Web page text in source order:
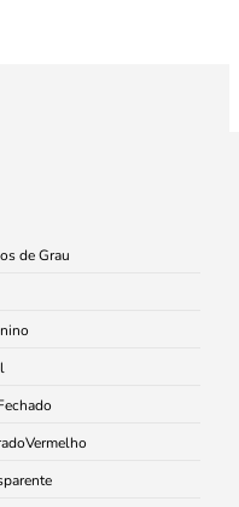
de Grau
Vermelho